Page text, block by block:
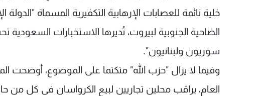
خلية نائمة للعصابات الإرهابية التکفيرية المسماة
الضاحية الجنوبية لبيروت، تُديرها الاستخبارات
سوريون ولبنانيون".
وفيما لا يزال "حزب الله" متکتما علی الموضوع، أوضحت
العام، يراقب محلين تجاريين لبيع الکرواسان فی کل من